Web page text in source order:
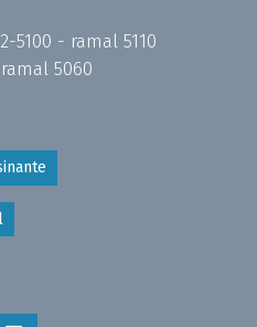
5100 - ramal 5110
5060